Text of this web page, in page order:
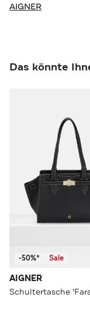
AIGNER
Das könnte
-50%* Sale
AIGNER